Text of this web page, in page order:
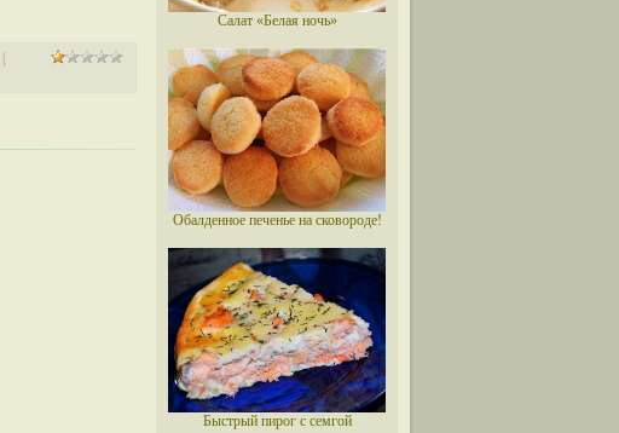
Салат «Белая ночь»
Обалденное печенье на сковороде!
Быстрый пирог с семгой
|